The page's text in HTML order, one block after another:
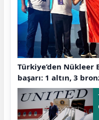
Türkiye’den Nükleer
başarı: 1 altın, 3